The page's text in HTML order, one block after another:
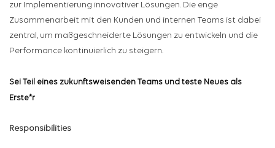
zur Implementierung innovativer Lösungen. Die enge
Zusammenarbeit mit den Kunden und internen Teams ist dabei
zentral, um maßgeschneiderte Lösungen zu entwickeln und die
Performance kontinuierlich zu steigern.
Sei Teil eines zukunftsweisenden Teams und teste Neues als
Erste*r
Responsibilities